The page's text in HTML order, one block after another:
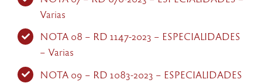
Varias
NOTA 08 – RD 1147-2023 – ESPECIALIDADES
– Varias
NOTA 09 – RD 1083-2023 – ESPECIALIDADES